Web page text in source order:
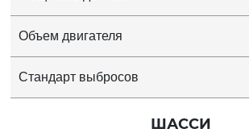
Объем двигателя
Стандарт выбросов
ШАССИ